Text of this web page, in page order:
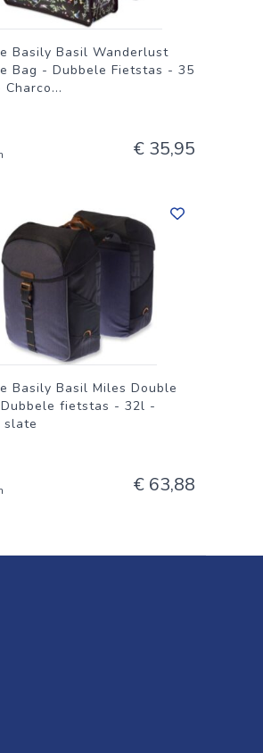
Basily Basil Wanderlust
Bag - Dubbele Fietstas - 35
...
€ 35,95
Basily Basil Miles Double
fietstas - 32l -
slate
€ 63,88